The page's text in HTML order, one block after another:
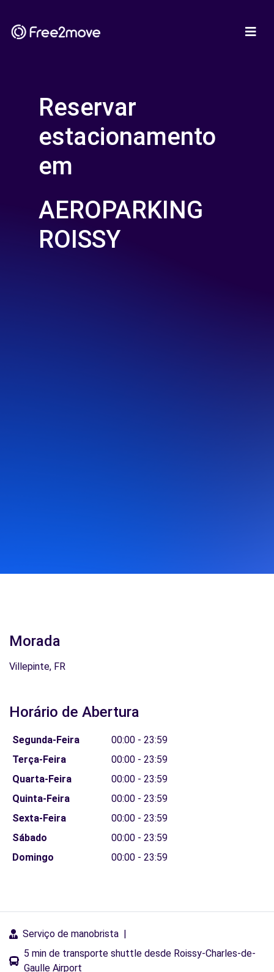
Reservar
estacionamento
em
AEROPARKING
ROISSY
Morada
Villepinte, FR
Horário de Abertura
Segunda-Feira
00:00 - 23:59
Terça-Feira
00:00 - 23:59
Quarta-Feira
00:00 - 23:59
Quinta-Feira
00:00 - 23:59
Sexta-Feira
00:00 - 23:59
Sábado
00:00 - 23:59
Domingo
00:00 - 23:59
Serviço de manobrista |
5 min de transporte shuttle desde Roissy-Charles-de-
Gaulle Airport